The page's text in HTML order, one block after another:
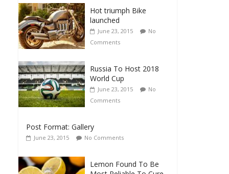
Hot triumph Bike
launched
June 23, 2015
No
Comments
Russia To Host 2018
World Cup
June 23, 2015
No
Comments
Post Format: Gallery
June 23, 2015 No Comments
Lemon Found To Be